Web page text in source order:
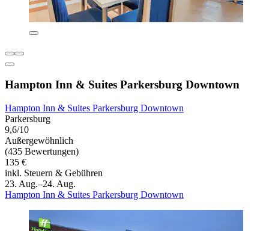
Hampton Inn & Suites Parkersburg Downtown
Hampton Inn & Suites Parkersburg Downtown
Parkersburg
9,6/10
Außergewöhnlich
(435 Bewertungen)
135 €
inkl. Steuern & Gebühren
23. Aug.–24. Aug.
Hampton Inn & Suites Parkersburg Downtown